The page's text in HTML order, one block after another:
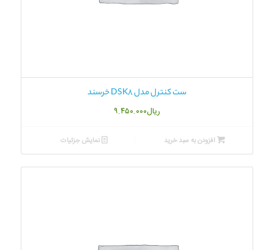
ست کنترل مدل DSK8 خرسند
ریال۹.۴۵۰.۰۰۰
افزودن به سبد خرید نمایش جزئیات